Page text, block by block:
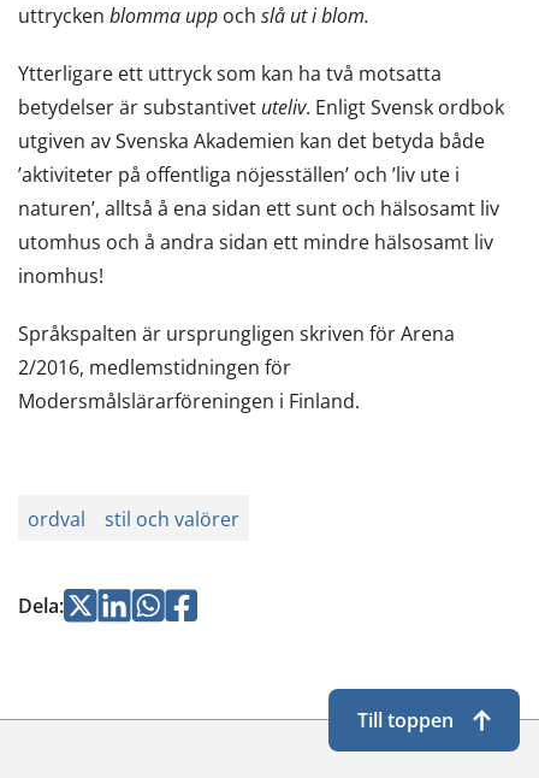
uttrycken blomma upp och slå ut i blom.
Ytterligare ett uttryck som kan ha två motsatta
betydelser är substantivet uteliv. Enligt Svensk ordbok
utgiven av Svenska Akademien kan det betyda både
’aktiviteter på offentliga nöjesställen’ och ’liv ute i
naturen’, alltså å ena sidan ett sunt och hälsosamt liv
utomhus och å andra sidan ett mindre hälsosamt liv
inomhus!
Språkspalten är ursprungligen skriven för Arena
2/2016, medlemstidningen för
Modersmålslärarföreningen i Finland.
ordval stil och valörer
Dela:Jaa Jaa Jaa
Jaa
Till toppen